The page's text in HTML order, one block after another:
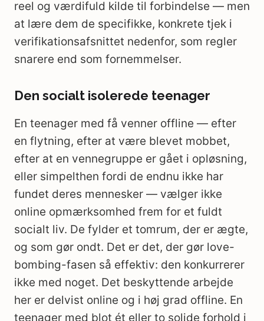
reel og værdifuld kilde til forbindelse — men
at lære dem de specifikke, konkrete tjek i
verifikationsafsnittet nedenfor, som regler
snarere end som fornemmelser.
Den socialt isolerede teenager
En teenager med få venner offline — efter
en flytning, efter at være blevet mobbet,
efter at en vennegruppe er gået i opløsning,
eller simpelthen fordi de endnu ikke har
fundet deres mennesker — vælger ikke
online opmærksomhed frem for et fuldt
socialt liv. De fylder et tomrum, der er ægte,
og som gør ondt. Det er det, der gør love-
bombing-fasen så effektiv: den konkurrerer
ikke med noget. Det beskyttende arbejde
her er delvist online og i høj grad offline. En
teenager med blot ét eller to solide forhold i